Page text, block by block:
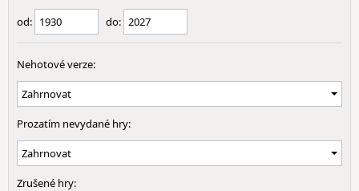
od: do:
Nehotové verze:
Prozatím nevydané hry:
Zrušené hry: